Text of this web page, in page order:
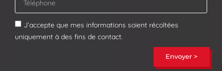
J’accepte que mes informations soient récoltées
uniquement à des fins de contact.
Envoyer >